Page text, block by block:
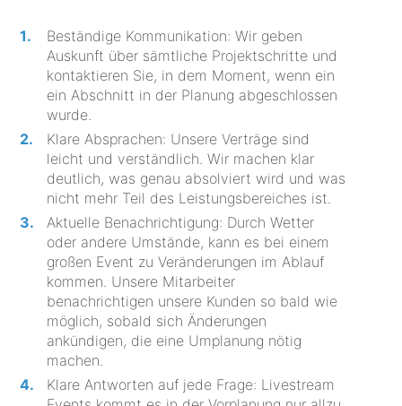
Beständige Kommunikation: Wir geben
Auskunft über sämtliche Projektschritte und
kontaktieren Sie, in dem Moment, wenn ein
ein Abschnitt in der Planung abgeschlossen
wurde.
Klare Absprachen: Unsere Verträge sind
leicht und verständlich. Wir machen klar
deutlich, was genau absolviert wird und was
nicht mehr Teil des Leistungsbereiches ist.
Aktuelle Benachrichtigung: Durch Wetter
oder andere Umstände, kann es bei einem
großen Event zu Veränderungen im Ablauf
kommen. Unsere Mitarbeiter
benachrichtigen unsere Kunden so bald wie
möglich, sobald sich Änderungen
ankündigen, die eine Umplanung nötig
machen.
Klare Antworten auf jede Frage: Livestream